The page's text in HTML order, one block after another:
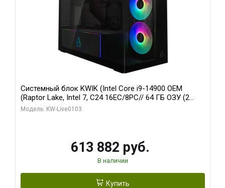
Системный блок KWIK (Intel Core i9-14900 OEM
(Raptor Lake, Intel 7, C24 16EC/8PC// 64 ГБ ОЗУ (2
модуля)/ Afox RTX4090 24GB GDDR6X 384-Bit 3xDP
Модель: KW-Live0103
613 882 руб.
В наличии
Купить